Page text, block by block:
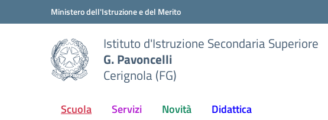
Vai ai contenuti
Vai al menu di navigazioneMinistero dell'Istruzione e del Merito
Istituto d'Istruzione Secondaria Superiore
G. Pavoncelli
Cerignola (FG)
Scuola Servizi Novità Didattica